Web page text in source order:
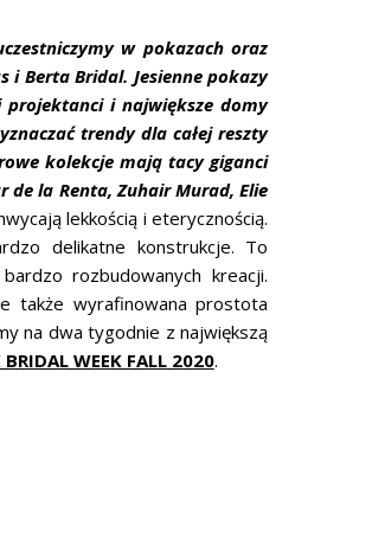
w pokazach oraz
Berta Bridal. Jesienne pokazy
projektanci i największe domy
trendy dla całej reszty
kolekcje mają tacy giganci
de la Renta, Zuhair Murad, Elie
lekkością i eterycznością.
delikatne konstrukcje. To
rozbudowanych kreacji.
także wyrafinowana prostota
na dwa tygodnie z największą
BRIDAL WEEK FALL 2020.